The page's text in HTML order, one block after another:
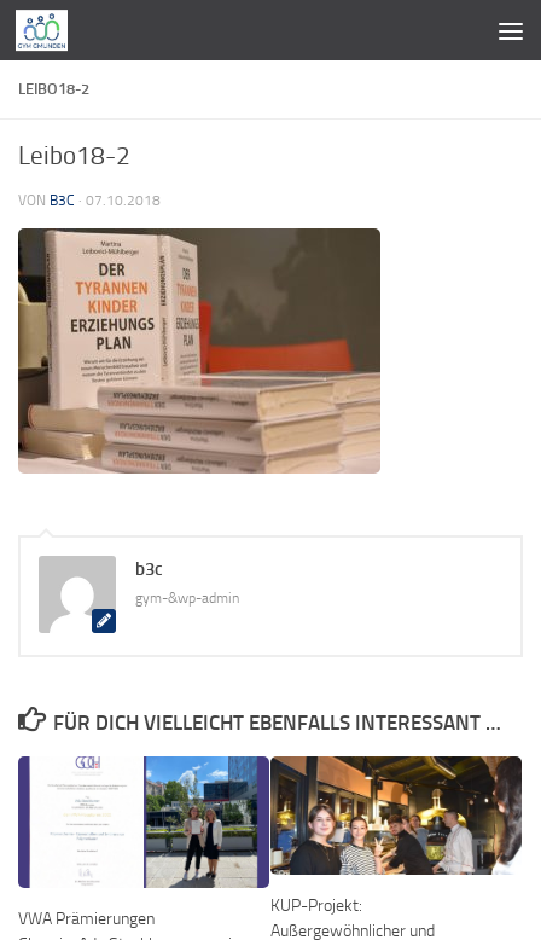
Zum Inhalt springen
LEIBO18-2
Leibo18-2
VON B3C · 07.10.2018
b3c
gym-&wp-admin
FÜR DICH VIELLEICHT EBENFALLS INTERESSANT …
VWA Prämierungen
KUP-Projekt:
Außergewöhnlicher und